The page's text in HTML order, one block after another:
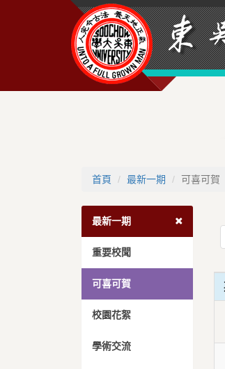
首頁 最新一期 可喜可賀
最新一期
重要校聞
可喜可賀
校園花絮
學術交流